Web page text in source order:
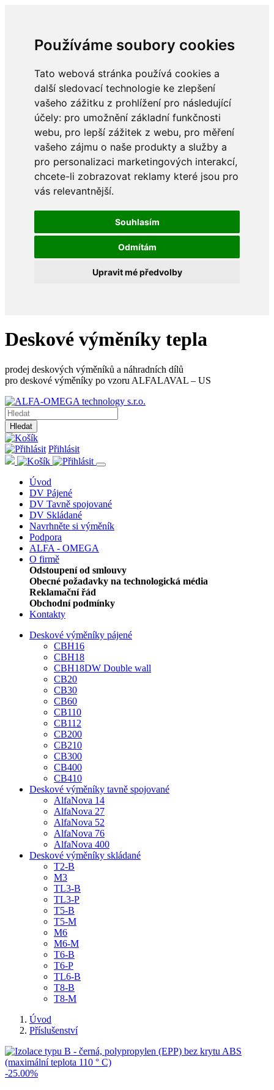
Používáme soubory cookies
Tato webová stránka používá cookies a
další sledovací technologie ke zlepšení
vašeho zážitku z prohlížení pro následující
účely: pro umožnění základní funkčnosti
webu, pro lepší zážitek z webu, pro měření
vašeho zájmu o naše produkty a služby a
pro personalizaci marketingových interakcí,
chcete-li zobrazovat reklamy které jsou pro
vás relevantnější.
Souhlasím
Odmítám
Upravit mé předvolby
Deskové výměníky tepla
prodej deskových výměníků a náhradních dílů
pro deskové výměníky po vzoru ALFALAVAL – US
Hledat
Přihlásit
Úvod
DV Pájené
DV Tavně spojované
DV Skládané
Navrhněte si výměník
Podpora
ALFA - OMEGA
O firmě
Odstoupení od smlouvy
Obecné požadavky na technologická média
Reklamační řád
Obchodní podmínky
Kontakty
Deskové výměníky pájené
CBH16
CBH18
CBH18DW Double wall
CB20
CB30
CB60
CB110
CB112
CB200
CB210
CB300
CB400
CB410
Deskové výměníky tavně spojované
AlfaNova 14
AlfaNova 27
AlfaNova 52
AlfaNova 76
AlfaNova 400
Deskové výměníky skládané
T2-B
M3
TL3-B
TL3-P
T5-B
T5-M
M6
M6-M
T6-B
T6-P
TL6-B
T8-B
T8-M
Úvod
Příslušenství
-25.00%